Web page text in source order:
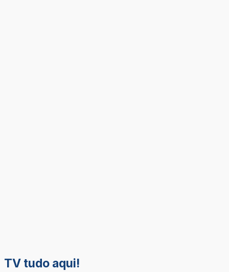
TV tudo aqui!